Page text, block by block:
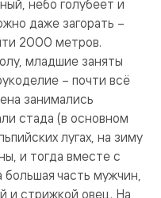
небо голубеет и
даже загорать –
2000 метров.
младшие заняты
– почти всё
занимались
стада (в основном
лугах, на зиму
и тогда вместе с
часть мужчин,
и стрижкой овец. На